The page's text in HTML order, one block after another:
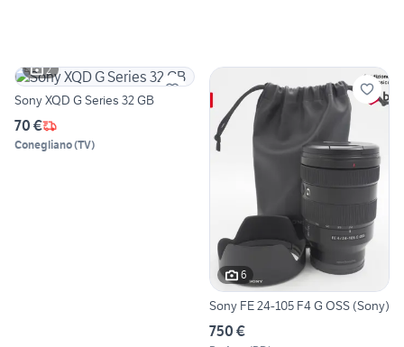
2
Sony XQD G Series 32 GB
70 €
Conegliano(TV)
6
Sony FE 24-105 F4 G OSS (Sony)
750 €